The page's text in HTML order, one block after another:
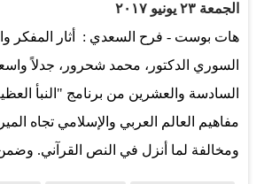
الجمعة ٢٣ يونيو ٢٠١٧
هات بوست - فرح السعدي : أثار المفكر
السوري الدكتور، محمد شحرور، جدلاً
السادسة والعشرين من برنامج "النبأ
مفاهيم العالم العربي والإسلامي تجاه
ومخالفة لما أنزل في النص القرآني.